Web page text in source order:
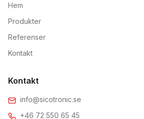
Hem
Produkter
Referenser
Kontakt
Kontakt
info@sicotronic.se
+46 72 550 65 45